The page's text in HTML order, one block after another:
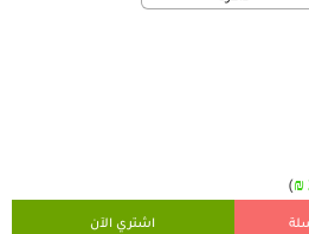
₪
)
اشتري الآن